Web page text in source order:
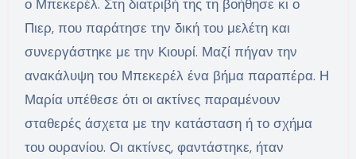
ο Μπεκερέλ. Στη διατριβή της τη βοήθησε κι ο
Πιερ, που παράτησε την δική του μελέτη και
συνεργάστηκε με την Κιουρί. Μαζί πήγαν την
ανακάλυψη του Μπεκερέλ ένα βήμα παραπέρα. Η
Μαρία υπέθεσε ότι οι ακτίνες παραμένουν
σταθερές άσχετα με την κατάσταση ή το σχήμα
του ουρανίου. Οι ακτίνες, φαντάστηκε, ήταν